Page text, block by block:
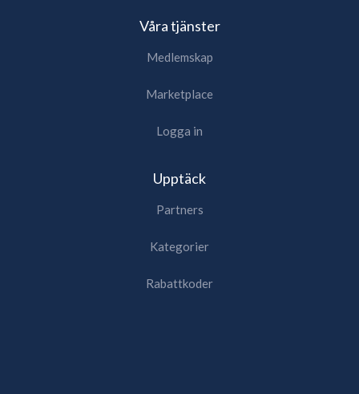
Våra tjänster
Medlemskap
Marketplace
Logga in
Upptäck
Partners
Kategorier
Rabattkoder